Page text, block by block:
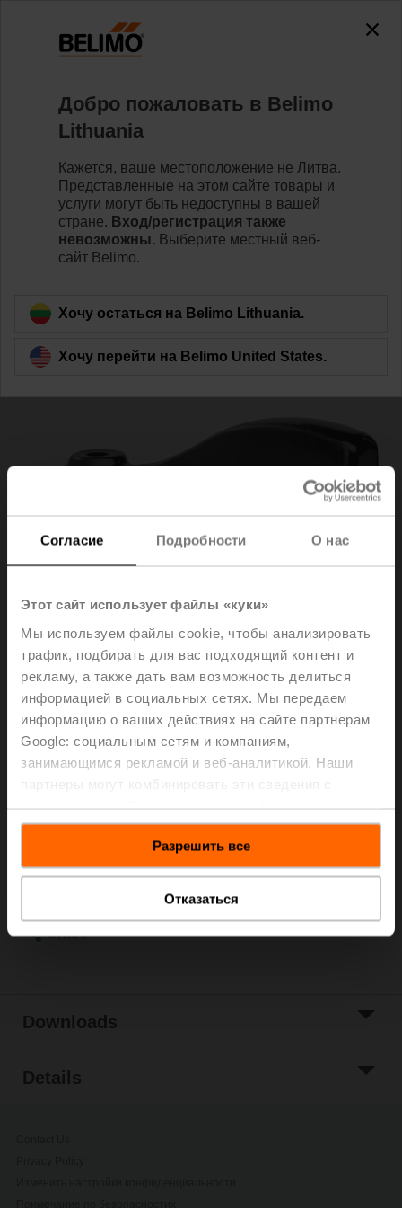
Согласие Подробности О нас
Этот сайт использует файлы «куки»
Мы используем файлы cookie, чтобы анализировать
трафик, подбирать для вас подходящий контент и
рекламу, а также дать вам возможность делиться
информацией в социальных сетях. Мы передаем
информацию о ваших действиях на сайте партнерам
Google: социальным сетям и компаниям,
занимающимся рекламой и веб-аналитикой. Наши
данными, которые они получили при использовании
Разрешить все
Отказаться
ZD6N-H100
Learn more
ZD6N-H100
Lever for butterfly valves DN 25...100
ordering.
Add to Cart
Add to Project
Share
Downloads
Details
Добро пожаловать в Belimo
Lithuania
Кажется, ваше местоположение не Литва.
Представленные на этом сайте товары и
услуги могут быть недоступны в вашей
стране. Вход/регистрация также
невозможны. Выберите местный веб-
сайт Belimo.
Хочу остаться на Belimo Lithuania.
Хочу перейти на Belimo United States.